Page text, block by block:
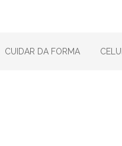
CUIDAR DA FORMA